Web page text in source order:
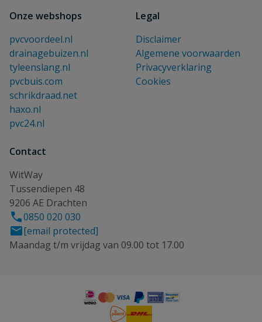
Onze webshops
pvcvoordeel.nl
drainagebuizen.nl
tyleenslang.nl
pvcbuis.com
schrikdraad.net
haxo.nl
pvc24.nl
Legal
Disclaimer
Algemene voorwaarden
Privacyverklaring
Cookies
Contact
WitWay
Tussendiepen 48
9206 AE Drachten
0850 020 030
[email protected]
Maandag t/m vrijdag van 09.00 tot 17.00